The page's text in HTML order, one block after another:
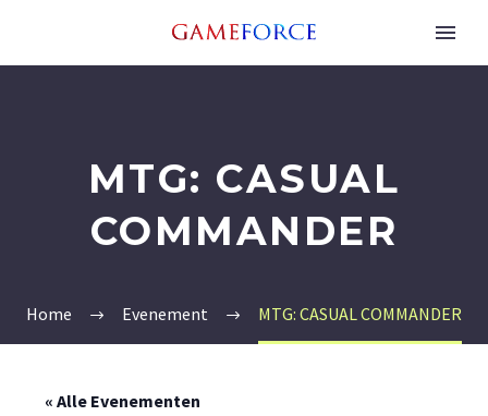
MTG: CASUAL
COMMANDER
Home Evenement MTG: CASUAL COMMANDER
« Alle Evenementen